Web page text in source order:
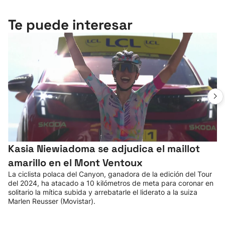
Te puede interesar
Kasia Niewiadoma se adjudica el maillot
amarillo en el Mont Ventoux
La ciclista polaca del Canyon, ganadora de la edición del Tour
del 2024, ha atacado a 10 kilómetros de meta para coronar en
solitario la mítica subida y arrebatarle el liderato a la suiza
Marlen Reusser (Movistar).